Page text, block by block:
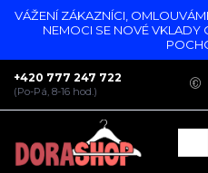
VÁŽENÍ ZÁKAZNÍCI,
NEMOCI SE NOVÉ VKLADY
+420 777 247 722
(Po-Pá, 8-16 hod.)